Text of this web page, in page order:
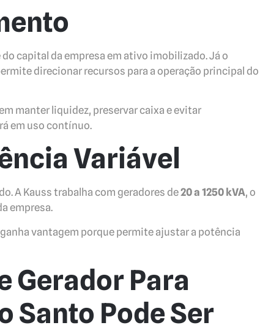
capital da empresa em ativo imobilizado. Já o
direcionar recursos para a operação principal do
manter liquidez, preservar caixa e evitar
em uso contínuo.
Variável
A Kauss trabalha com geradores de20 a 1250 kVA, o
empresa.
vantagem porque permite ajustar a potência
Gerador Para
Santo Pode Ser